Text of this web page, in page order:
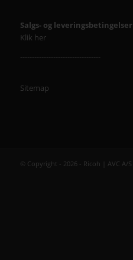
Salgs- og leveringsbetingelser
Klik her
----------------------------------
Sitemap
© Copyright - 2026 - Ricoh | AVC A/S